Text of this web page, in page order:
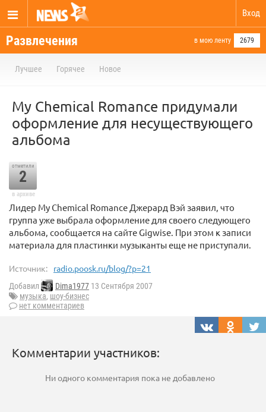
Вход
Развлечения в мою ленту 2679
Лучшее Горячее Новое
My Chemical Romance придумали
оформление для несуществующего
альбома
отметили
2
в архиве
Лидер My Chemical Romance Джерард Вэй заявил, что
группа уже выбрала оформление для своего следующего
альбома, сообщается на сайте Gigwise. При этом к записи
материала для пластинки музыканты еще не приступали.
Источник: radio.poosk.ru/blog/?p=21
Добавил Dima1977 13 Сентября 2007
музыка, шоу-бизнес
нет комментариев
Комментарии участников:
Ни одного комментария пока не добавлено